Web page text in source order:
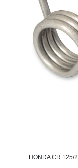
HONDA CR 125/